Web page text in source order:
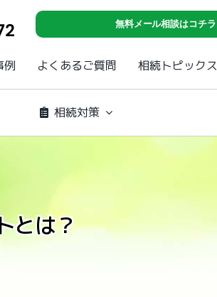
無料メール相談はコチラ
例 よくあるご質問 相続トピックス
相続対策
とは？